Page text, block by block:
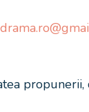
propunerii,